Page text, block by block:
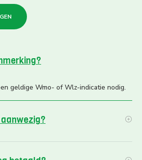
geldige Wmo- of Wlz-indicatie nodig.